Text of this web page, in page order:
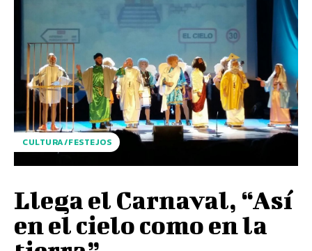
CULTURA/FESTEJOS
Llega el Carnaval, “Así
en el cielo como en la